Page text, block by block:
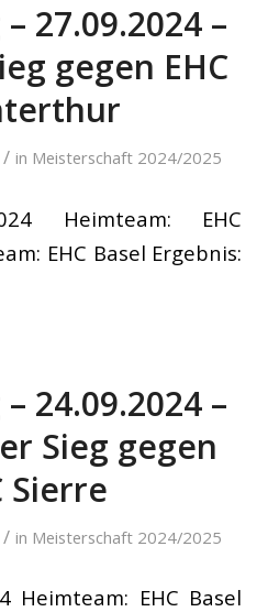
27.09.2024 –
gegen EHC
/ in Meisterschaft 2024/2025
Heimteam: EHC
EHC Basel Ergebnis:
24.09.2024 –
Sieg gegen
Sierre
/ in Meisterschaft 2024/2025
Heimteam: EHC Basel